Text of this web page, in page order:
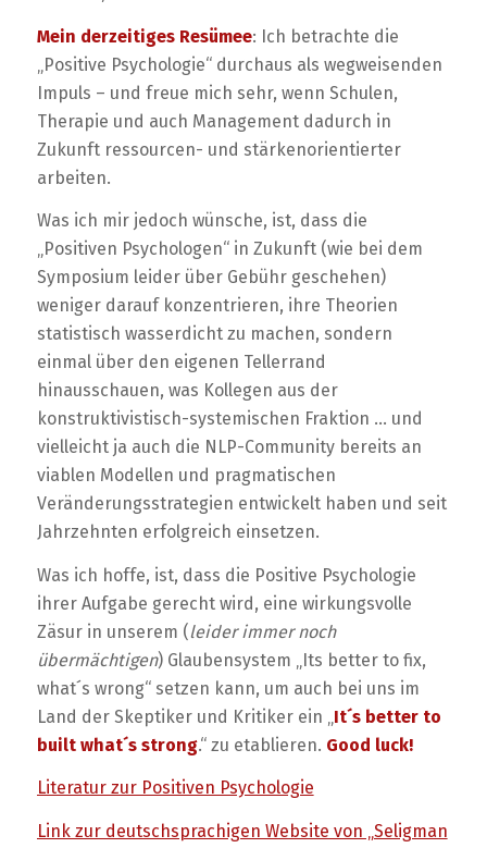
Mein derzeitiges Resümee: Ich betrachte die
„Positive Psychologie“ durchaus als wegweisenden
Impuls – und freue mich sehr, wenn Schulen,
Therapie und auch Management dadurch in
Zukunft ressourcen- und stärkenorientierter
arbeiten.
Was ich mir jedoch wünsche, ist, dass die
„Positiven Psychologen“ in Zukunft (wie bei dem
Symposium leider über Gebühr geschehen)
weniger darauf konzentrieren, ihre Theorien
statistisch wasserdicht zu machen, sondern
einmal über den eigenen Tellerrand
hinausschauen, was Kollegen aus der
konstruktivistisch-systemischen Fraktion … und
vielleicht ja auch die NLP-Community bereits an
viablen Modellen und pragmatischen
Veränderungsstrategien entwickelt haben und seit
Jahrzehnten erfolgreich einsetzen.
Was ich hoffe, ist, dass die Positive Psychologie
ihrer Aufgabe gerecht wird, eine wirkungsvolle
Zäsur in unserem (leider immer noch
übermächtigen) Glaubensystem „Its better to fix,
what´s wrong“ setzen kann, um auch bei uns im
Land der Skeptiker und Kritiker ein „It´s better to
built what´s strong.“ zu etablieren. Good luck!
Literatur zur Positiven Psychologie
Link zur deutschsprachigen Website von „Seligman